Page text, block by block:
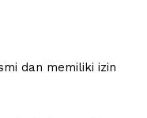
dan memiliki izin